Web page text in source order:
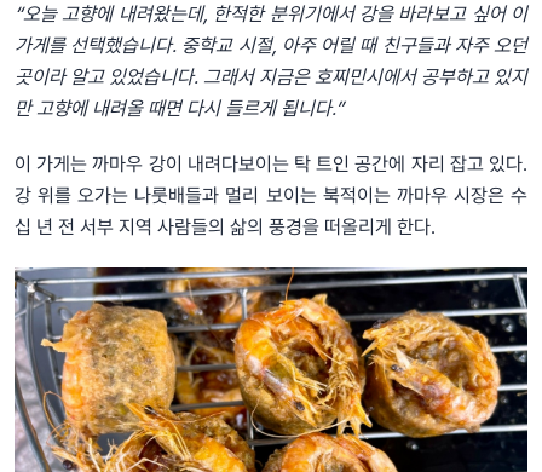
“오늘 고향에 내려왔는데, 한적한 분위기에서 강을 바라보고 싶어 이
가게를 선택했습니다. 중학교 시절, 아주 어릴 때 친구들과 자주 오던
곳이라 알고 있었습니다. 그래서 지금은 호찌민시에서 공부하고 있지
만 고향에 내려올 때면 다시 들르게 됩니다.”
이 가게는 까마우 강이 내려다보이는 탁 트인 공간에 자리 잡고 있다.
강 위를 오가는 나룻배들과 멀리 보이는 북적이는 까마우 시장은 수
십 년 전 서부 지역 사람들의 삶의 풍경을 떠올리게 한다.